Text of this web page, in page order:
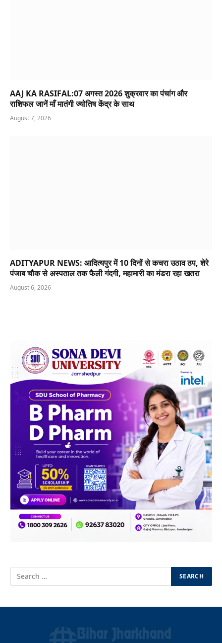
AAJ KA RASIFAL:07 अगस्त 2026 शुक्रवार का पंचांग और
राशिफल जानें माँ मातंगी ज्योतिष केंद्र के साथ
August 7, 2026
ADITYAPUR NEWS: आदित्यपुर में 10 दिनों से कचरा उठाव ठप, शेरे
पंजाब चौक से अस्पताल तक फैली गंदगी, महामारी का मंडरा रहा खतरा
August 6, 2026